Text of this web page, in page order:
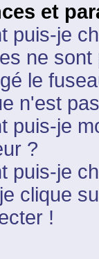
et
puis-je
ne
le
n'est
puis-je
?
puis-je
clique
!